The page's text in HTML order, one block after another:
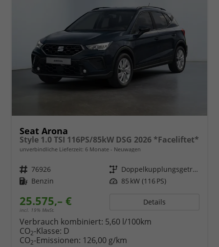
Seat Arona
Style 1.0 TSI 116PS/85kW DSG 2026 *Faceliftet*
unverbindliche Lieferzeit: 6 Monate Neuwagen
Fahrzeugnr. 76926 Getriebe
Doppelkupplungsgetriebe (DSG)
Kraftstoff Benzin Leistung 85 kW (116 PS)
25.575,– €
incl. 19% MwSt.
Details
Verbrauch kombiniert: 5,60 l/100km
CO2-Klasse: D
CO2-Emissionen: 126,00 g/km